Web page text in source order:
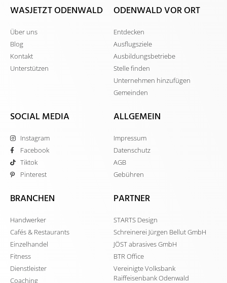
WASJETZT ODENWALD
Über uns
Blog
Kontakt
Unterstützen
ODENWALD VOR ORT
Entdecken
Ausflugsziele
Ausbildungsbetriebe
Stelle finden
Unternehmen hinzufügen
Gemeinden
SOCIAL MEDIA
Instagram
Facebook
Tiktok
Pinterest
ALLGEMEIN
Impressum
Datenschutz
AGB
Gebühren
BRANCHEN
Handwerker
Cafés & Restaurants
Einzelhandel
Fitness
Dienstleister
Coaching
PARTNER
STARTS Design
Schreinerei Jürgen Bellut GmbH
JÖST abrasives GmbH
BTR Office
Vereinigte Volksbank
Raiffeisenbank Odenwald